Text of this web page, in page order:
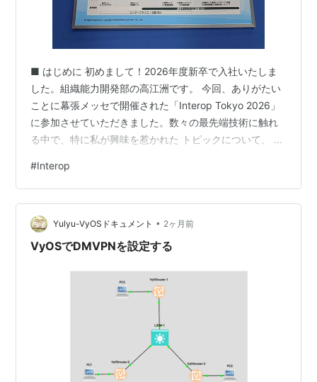
■ はじめに 初めまして！2026年度新卒で入社いたしま
した。組織能力開発部の高江洲です。 今回、ありがたい
ことに幕張メッセで開催された「Interop Tokyo 2026」
に参加させていただきました。数々の最先端技術に触れ
る中で、特に私が興味を惹かれた トピックについて、 学
す。 ※本記事は、Interop Tokyo 2026のセッションを現
地で視聴したエンジニアが、できる限り客観的にその内
容や感想を共有することを目的に作成いたしました。 技
術に関してもブログに関しても、まだまだ未熟な点が
多々ありますが、温かい目でお読みいただけますと幸い
#Interop
Yulyu-VyOSドキュメント • 2ヶ月前
VyOSでDMVPNを設定する